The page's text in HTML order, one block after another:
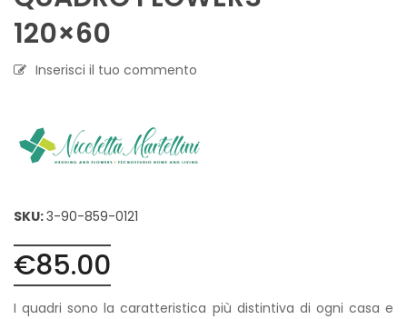
120×60
Inserisci il tuo commento
SKU:3-90-859-0121
€85.00
I quadri sono la caratteristica più distintiva di ogni casa e